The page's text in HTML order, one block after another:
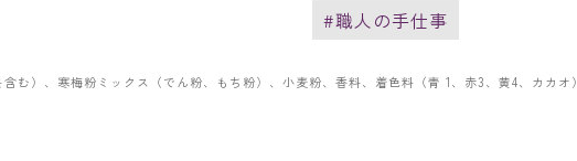
#職人の手仕事
む）、寒梅粉ミックス（でん粉、もち粉）、小麦粉、香料、着色料（青 1、赤3、黄4、カカオ）